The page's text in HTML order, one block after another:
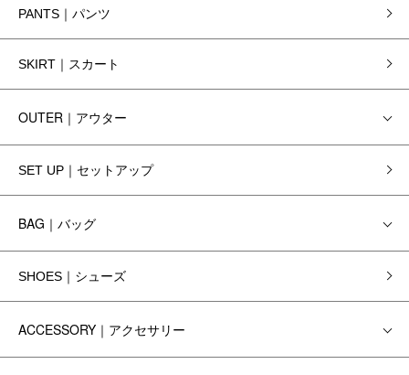
PANTS｜パンツ
SKIRT｜スカート
OUTER｜アウター
SET UP｜セットアップ
BAG｜バッグ
SHOES｜シューズ
ACCESSORY｜アクセサリー